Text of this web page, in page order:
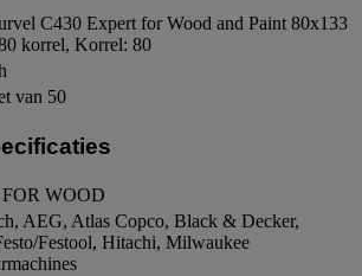
C430 Expert for Wood and Paint 80x133
korrel, Korrel: 80
van 50
WOOD
AEG, Atlas Copco, Black & Decker,
Festool, Hitachi, Milwaukee